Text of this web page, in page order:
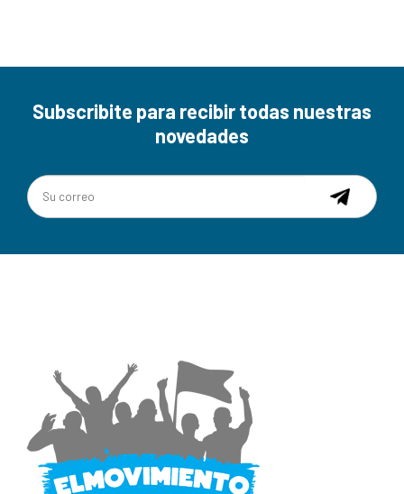
Subscribite para recibir todas nuestras
novedades